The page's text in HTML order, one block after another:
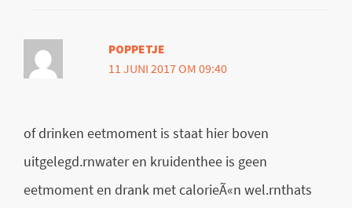
POPPETJE
11 JUNI 2017 OM 09:40
of drinken eetmoment is staat hier boven
uitgelegd.rnwater en kruidenthee is geen
eetmoment en drank met calorieÃ«n wel.rnthats